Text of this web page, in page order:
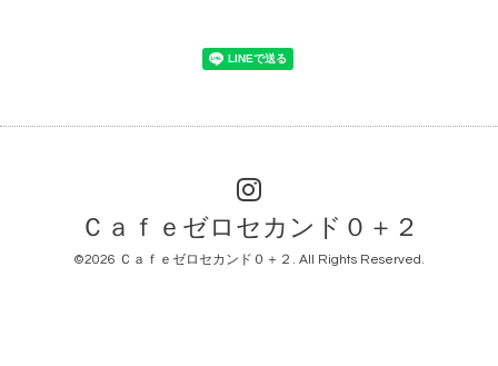
Ｃａｆｅゼロセカンド０＋２
©2026 Ｃａｆｅゼロセカンド０＋２ . All Rights Reserved.